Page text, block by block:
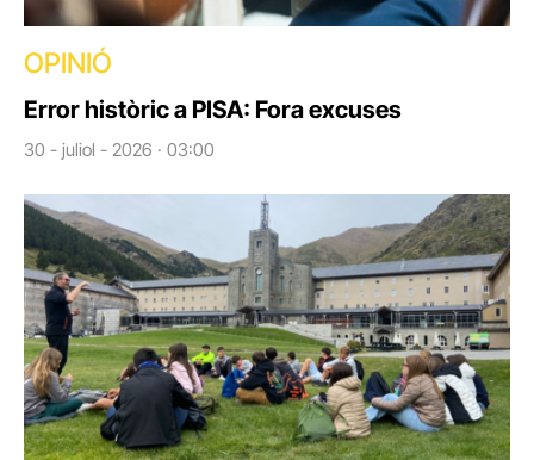
OPINIÓ
Error històric a PISA: Fora excuses
30 - juliol - 2026 · 03:00